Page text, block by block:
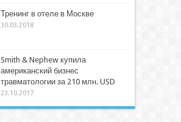
Тренинг в отеле в Москве
30.03.2018
Smith & Nephew купила
американский бизнес
травматологии за 210 млн. USD
23.10.2017